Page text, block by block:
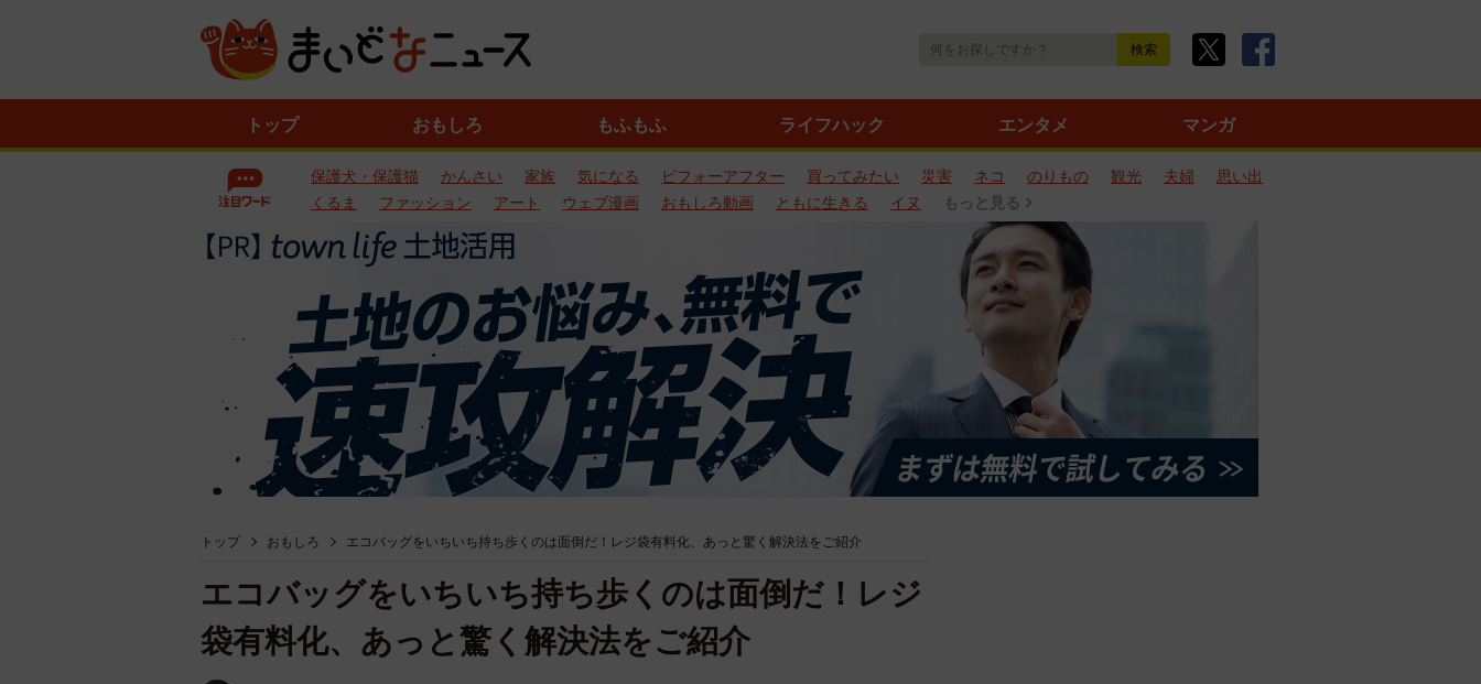
トップ おもしろ もふもふ ライフハック エンタメ マンガ
保護犬・保護猫 かんさい 家族 気になる ビフォーアフター 買ってみたい 災害 ネコ のりもの 観光 夫婦
思い出
くるま
ファッション アート ウェブ漫画 おもしろ動画 ともに生きる イヌ もっと見る
トップ おもしろ エコバッグをいちいち持ち歩くのは面倒だ！レジ袋有料化、あっと驚く解決法をご紹介
エコバッグをいちいち持ち歩くのは面倒だ！レジ
袋有料化、あっと驚く解決法をご紹介